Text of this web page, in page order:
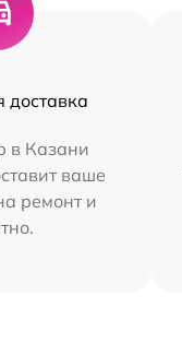
доставка
в Казани
ваше
ремонт и